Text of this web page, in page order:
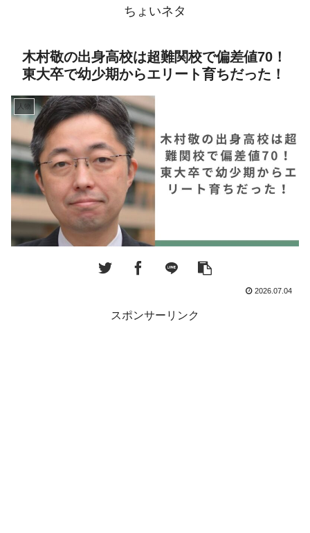
ちょいネタ
木村敬の出身高校は超難関校で偏差値70！
東大卒で幼少期からエリート育ちだった！
人物
2026.07.04
スポンサーリンク